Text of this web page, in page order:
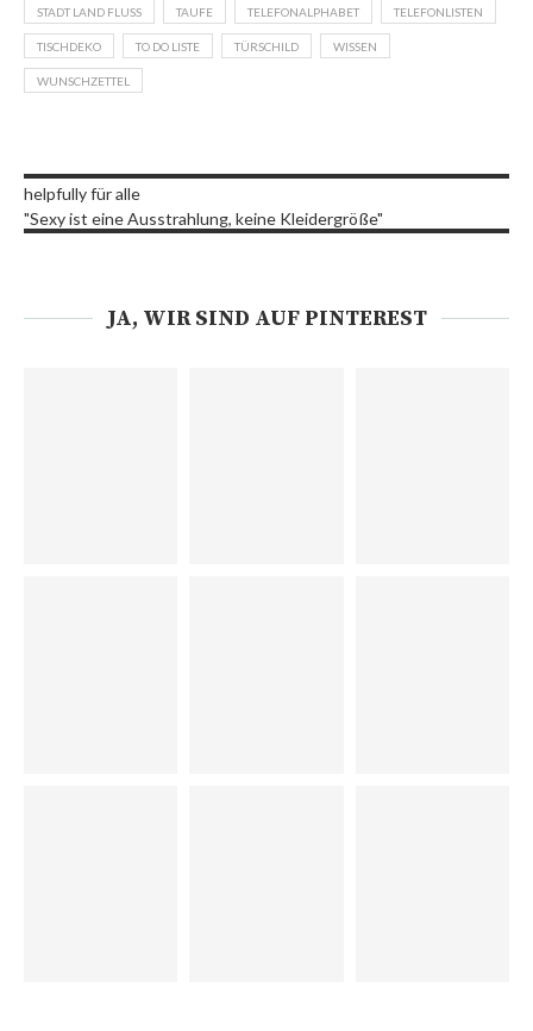
STADT LAND FLUSS TAUFE TELEFONALPHABET TELEFONLISTEN
TISCHDEKO TO DO LISTE TÜRSCHILD WISSEN
WUNSCHZETTEL
helpfully für alle
"Sexy ist eine Ausstrahlung, keine Kleidergröße"
JA, WIR SIND AUF PINTEREST